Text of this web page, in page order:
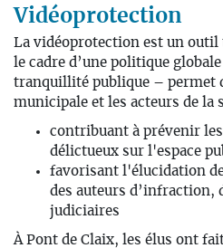
Vidéoprotection
La vidéoprotection est un
le cadre d’une politique
tranquillité publique – permet
municipale et les acteurs de la
contribuant à prévenir
délictueux sur l'espace
favorisant l'élucidation
des auteurs d’infraction,
judiciaires
À Pont de Claix, les élus ont